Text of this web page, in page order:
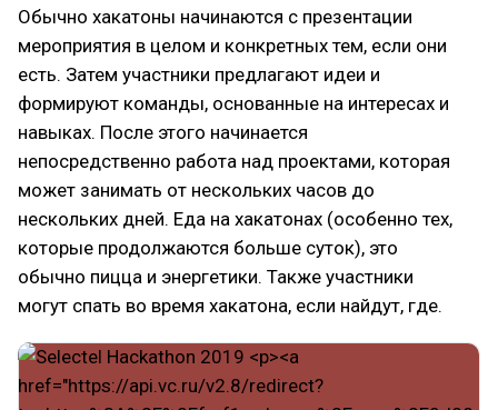
Обычно хакатоны начинаются с презентации
мероприятия в целом и конкретных тем, если они
есть. Затем участники предлагают идеи и
формируют команды, основанные на интересах и
навыках. После этого начинается
непосредственно работа над проектами, которая
может занимать от нескольких часов до
нескольких дней. Еда на хакатонах (особенно тех,
которые продолжаются больше суток), это
обычно пицца и энергетики. Также участники
могут спать во время хакатона, если найдут, где.